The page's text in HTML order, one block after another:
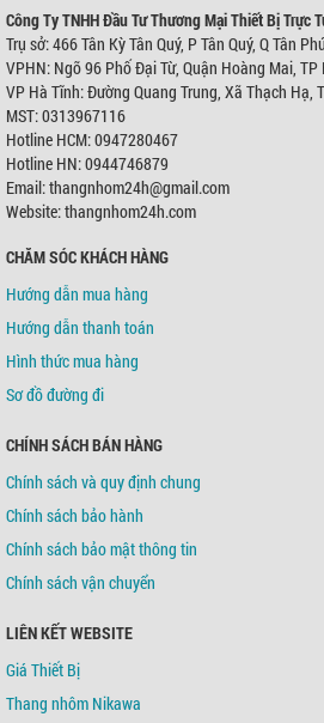
VP Hà Nội:
Địa chỉ:Ngõ 96 Phố Đại Từ, Quận Hoàng
Điện thoại:0944746879
Ngân hàng Ngoại thương Việt Nam
Chi nhánh:Chi nhánh Hùng Vương
Chủ TK:Công ty TNHH Đầu Tư TM Thiết Bị
Số TK:0421000489933
Chủ TK:
Số TK:
Công Ty TNHH Đầu Tư Thương Mại Thiết Bị Trực
Trụ sở: 466 Tân Kỳ Tân Quý, P Tân Quý, Q Tân
VPHN: Ngõ 96 Phố Đại Từ, Quận Hoàng Mai, TP
VP Hà Tĩnh: Đường Quang Trung, Xã Thạch Hạ,
MST: 0313967116
Hotline HCM: 0947280467
Hotline HN: 0944746879
Email: thangnhom24h@gmail.com
Website: thangnhom24h.com
CHĂM SÓC KHÁCH HÀNG
Hướng dẫn mua hàng
Hướng dẫn thanh toán
Hình thức mua hàng
Sơ đồ đường đi
CHÍNH SÁCH BÁN HÀNG
Chính sách và quy định chung
Chính sách bảo hành
Chính sách bảo mật thông tin
Chính sách vận chuyển
LIÊN KẾT WEBSITE
Giá Thiết Bị
Thang nhôm Nikawa